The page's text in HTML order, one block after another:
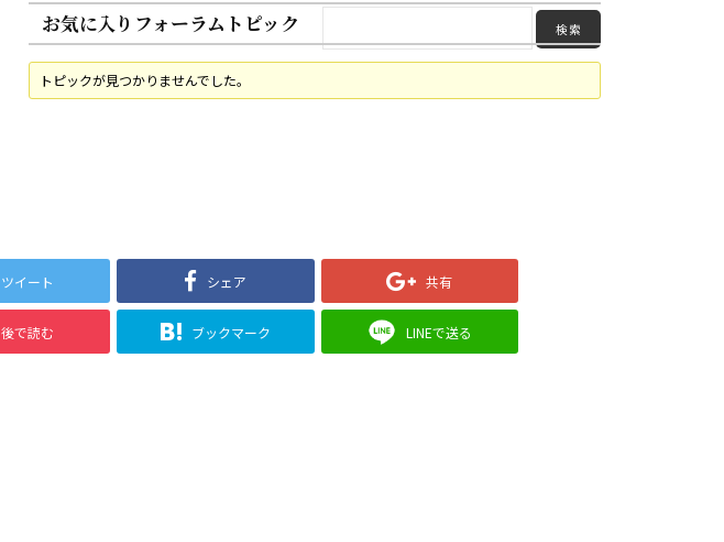
お気に入りフォーラムトピック
トピックが見つかりませんでした。
ツイート シェア 共有
後で読む ブックマーク LINEで送る